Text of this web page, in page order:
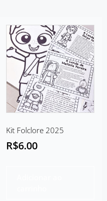
Kit Folclore 2025
R$6.00